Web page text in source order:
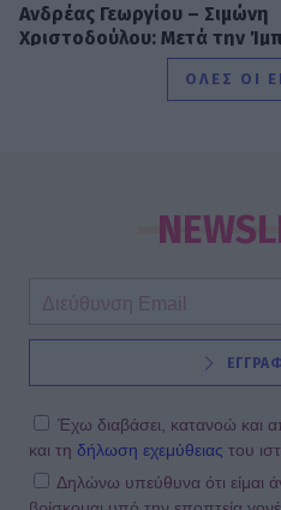
Ανδρέας Γεωργίου – Σιμώνη
Χριστοδούλου: Μετά την
υπέροχες στιγμές στο
SHOWBIZ
Golden Hour και χαμόγελα
νέο κοινό τους στιγμιότυπο
ΟΛΕΣ ΟΙ
Έχω διαβάσει, κατανοώ και
και τη δήλωση εχεμύθειας του
Δηλώνω υπεύθυνα ότι είμαι